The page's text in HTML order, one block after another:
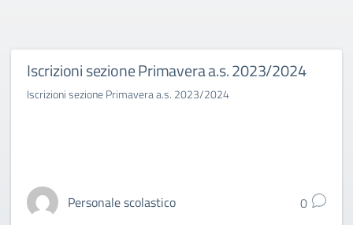
Iscrizioni sezione Primavera a.s. 2023/2024
Iscrizioni sezione Primavera a.s. 2023/2024
Personale scolastico 0